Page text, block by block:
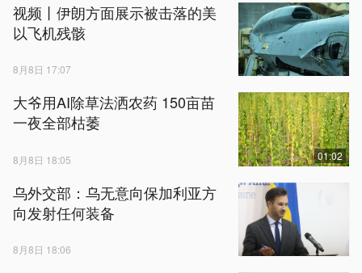
视频丨伊朗方面展示被击落的美
以飞机残骸
8月8日 17:07
大爷用AI除草法洒农药 150亩苗
一夜全部枯萎
8月8日 18:05 01:02
乌外交部：乌无意向保加利亚方
向发射任何装备
8月8日 18:06